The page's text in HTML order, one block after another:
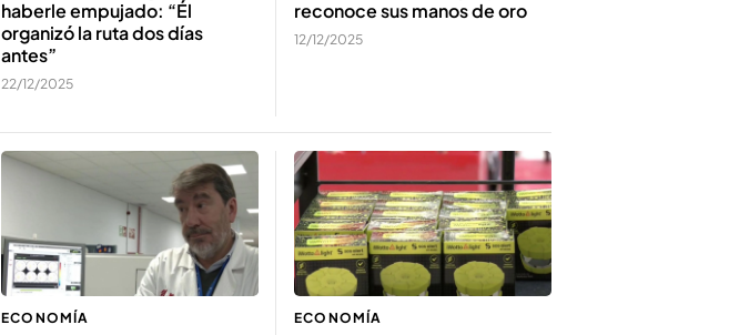
haberle empujado: “Él
organizó la ruta dos días
antes”
22/12/2025
reconoce sus manos de oro
12/12/2025
ECONOMÍA ECONOMÍA